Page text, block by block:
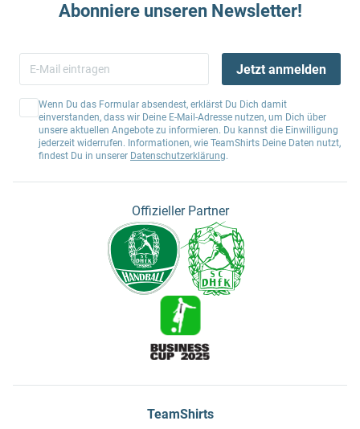
Abonniere unseren Newsletter!
Jetzt anmelden
Wenn Du das Formular absendest, erklärst Du Dich damit
einverstanden, dass wir Deine E-Mail-Adresse nutzen, um Dich über
unsere aktuellen Angebote zu informieren. Du kannst die Einwilligung
jederzeit widerrufen. Informationen, wie TeamShirts Deine Daten nutzt,
findest Du in unserer Datenschutzerklärung.
Offizieller Partner
TeamShirts